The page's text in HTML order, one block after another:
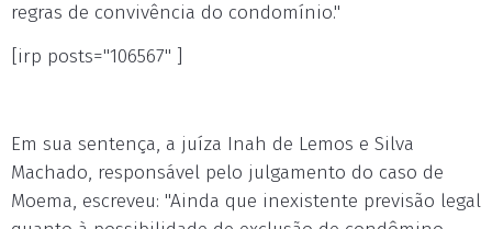
regras de convivência do condomínio."
[irp posts="106567" ]
Em sua sentença, a juíza Inah de Lemos e Silva
Machado, responsável pelo julgamento do caso de
Moema, escreveu: "Ainda que inexistente previsão legal